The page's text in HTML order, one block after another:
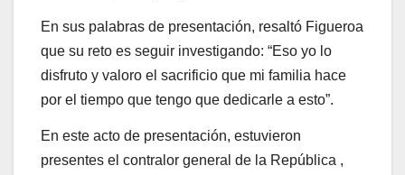
En sus palabras de presentación, resaltó Figueroa
que su reto es seguir investigando: “Eso yo lo
disfruto y valoro el sacrificio que mi familia hace
por el tiempo que tengo que dedicarle a esto”.
En este acto de presentación, estuvieron
presentes el contralor general de la República ,